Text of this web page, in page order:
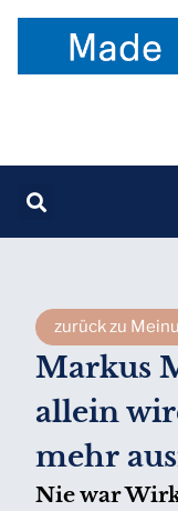
zurück zu
Markus
allein
mehr
Nie war